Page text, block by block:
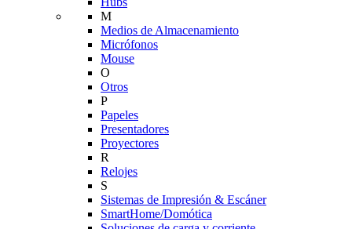
M
Medios de Almacenamiento
Micrófonos
Mouse
O
Otros
P
Papeles
Presentadores
Proyectores
R
Relojes
S
Sistemas de Impresión & Escáner
SmartHome/Domótica